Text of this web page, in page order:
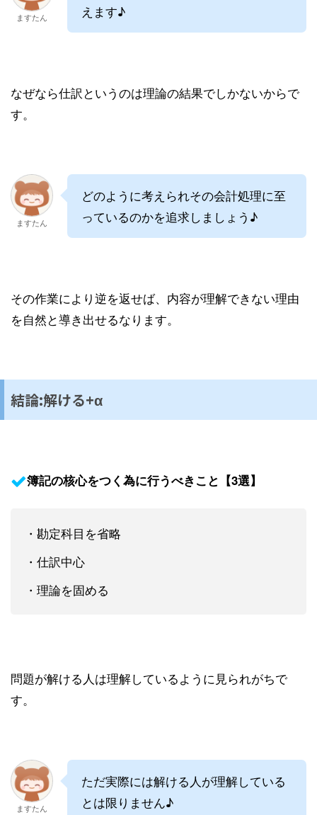
ますたん
えます♪
なぜなら仕訳というのは理論の結果でしかないからで
す。
ますたん
どのように考えられその会計処理に至
っているのかを追求しましょう♪
その作業により逆を返せば、内容が理解できない理由
を自然と導き出せるなります。
結論:解ける+α
簿記の核心をつく為に行うべきこと【3選】
・勘定科目を省略
・仕訳中心
・理論を固める
問題が解ける人は理解しているように見られがちで
す。
ますたん
ただ実際には解ける人が理解している
とは限りません♪